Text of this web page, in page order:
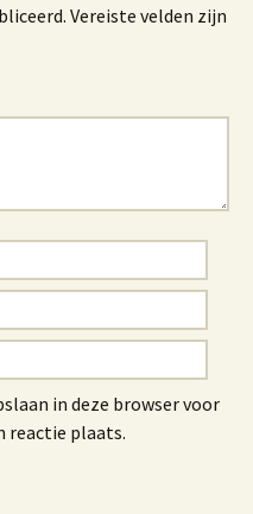
Vereiste velden zijn
in deze browser voor
reactie plaats.